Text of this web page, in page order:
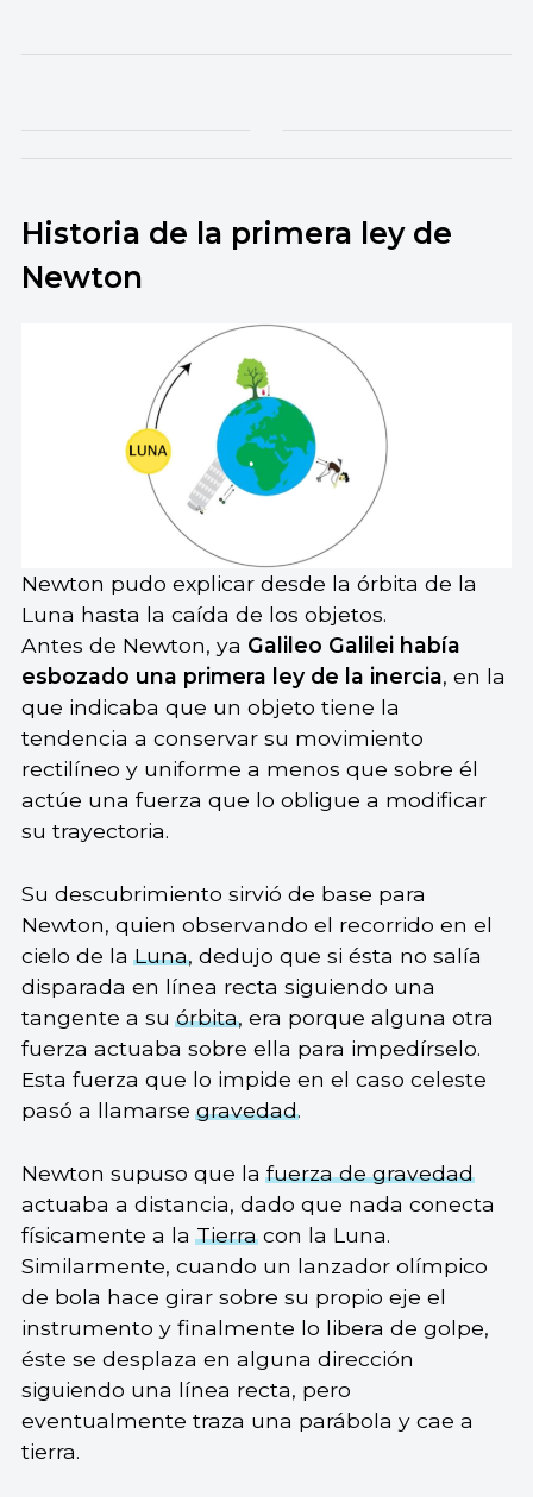
Historia de la primera ley de
Newton
Newton pudo explicar desde la órbita de la
Luna hasta la caída de los objetos.
Antes de Newton, ya Galileo Galilei había
esbozado una primera ley de la inercia, en la
que indicaba que un objeto tiene la
tendencia a conservar su movimiento
rectilíneo y uniforme a menos que sobre él
actúe una fuerza que lo obligue a modificar
su trayectoria.
Su descubrimiento sirvió de base para
Newton, quien observando el recorrido en el
cielo de laLuna, dedujo que si ésta no salía
disparada en línea recta siguiendo una
tangente a suórbita, era porque alguna otra
fuerza actuaba sobre ella para impedírselo.
Esta fuerza que lo impide en el caso celeste
pasó a llamarsegravedad.
Newton supuso que lafuerza de gravedad
actuaba a distancia, dado que nada conecta
físicamente a laTierracon la Luna.
Similarmente, cuando un lanzador olímpico
de bola hace girar sobre su propio eje el
instrumento y finalmente lo libera de golpe,
éste se desplaza en alguna dirección
siguiendo una línea recta, pero
eventualmente traza una parábola y cae a
tierra.